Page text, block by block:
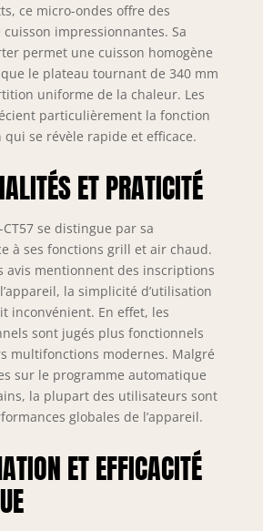
ce micro-ondes offre des
impressionnantes. Sa
permet une cuisson homogène
le plateau tournant de 340 mm
uniforme de la chaleur. Les
particulièrement la fonction
qui se révèle rapide et efficace.
ET PRATICITÉ
se distingue par sa
à ses fonctions grill et air chaud.
avis mentionnent des inscriptions
la simplicité d’utilisation
inconvénient. En effet, les
sont jugés plus fonctionnels
multifonctions modernes. Malgré
sur le programme automatique
la plupart des utilisateurs sont
globales de l’appareil.
ET EFFICACITÉ